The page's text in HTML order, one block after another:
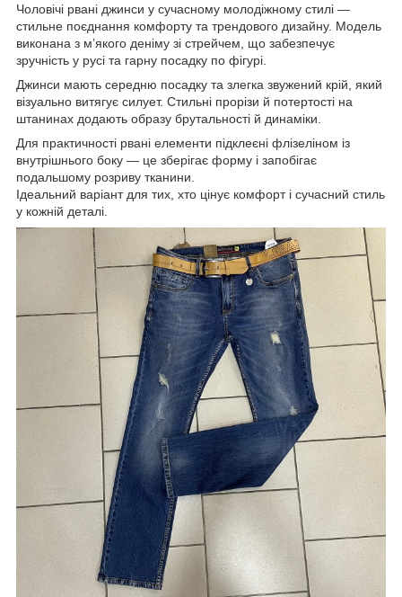
Чоловічі рвані джинси у сучасному молодіжному стилі —
стильне поєднання комфорту та трендового дизайну. Модель
виконана з м’якого деніму зі стрейчем, що забезпечує
зручність у русі та гарну посадку по фігурі.
Джинси мають середню посадку та злегка звужений крій, який
візуально витягує силует. Стильні прорізи й потертості на
штанинах додають образу брутальності й динаміки.
Для практичності рвані елементи підклеєні флізеліном із
внутрішнього боку — це зберігає форму і запобігає
подальшому розриву тканини.
Ідеальний варіант для тих, хто цінує комфорт і сучасний стиль
у кожній деталі.